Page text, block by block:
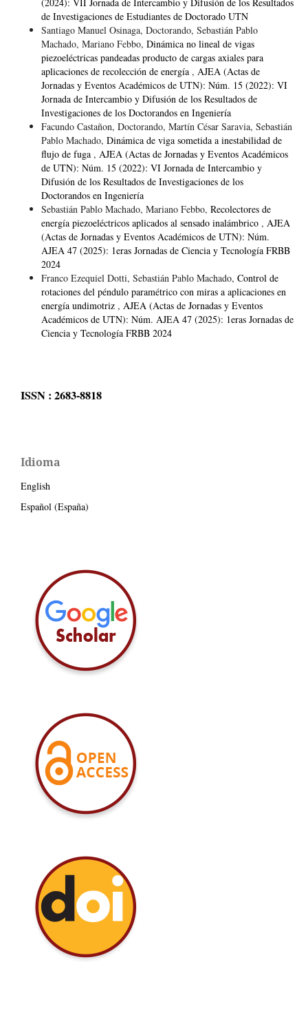
de Investigaciones de Estudiantes de Doctorado UTN
Santiago Manuel Osinaga, Doctorando, Sebastián Pablo
Machado, Mariano Febbo, Dinámica no lineal de vigas
piezoeléctricas pandeadas producto de cargas axiales para
aplicaciones de recolección de energía , AJEA (Actas de
Jornadas y Eventos Académicos de UTN): Núm. 15 (2022): VI
Jornada de Intercambio y Difusión de los Resultados de
Investigaciones de los Doctorandos en Ingeniería
Facundo Castañon, Doctorando, Martín César Saravia, Sebastián
Pablo Machado, Dinámica de viga sometida a inestabilidad de
flujo de fuga , AJEA (Actas de Jornadas y Eventos Académicos
de UTN): Núm. 15 (2022): VI Jornada de Intercambio y
Difusión de los Resultados de Investigaciones de los
Doctorandos en Ingeniería
Sebastián Pablo Machado, Mariano Febbo, Recolectores de
energía piezoeléctricos aplicados al sensado inalámbrico , AJEA
(Actas de Jornadas y Eventos Académicos de UTN): Núm.
AJEA 47 (2025): 1eras Jornadas de Ciencia y Tecnología FRBB
2024
Franco Ezequiel Dotti, Sebastián Pablo Machado, Control de
rotaciones del péndulo paramétrico con miras a aplicaciones en
energía undimotriz , AJEA (Actas de Jornadas y Eventos
Académicos de UTN): Núm. AJEA 47 (2025): 1eras Jornadas de
Ciencia y Tecnología FRBB 2024
ISSN : 2683-8818
Idioma
English
Español (España)